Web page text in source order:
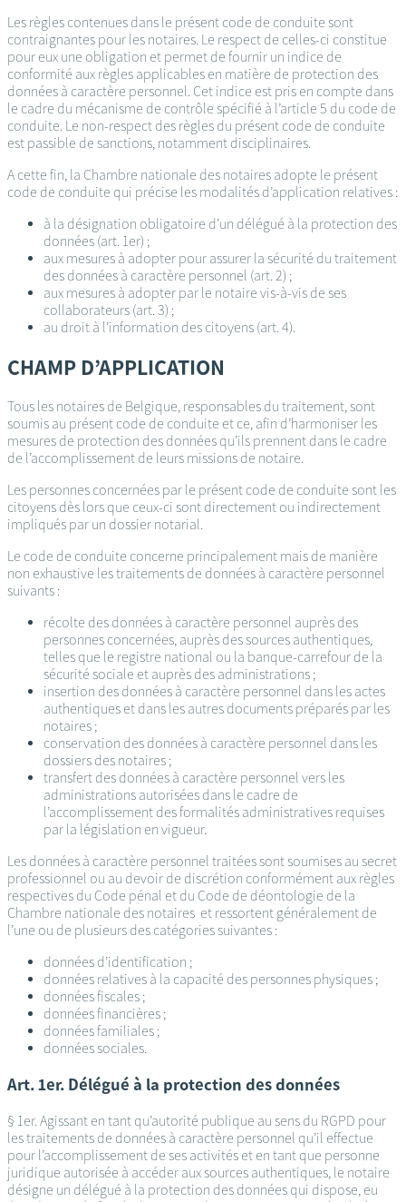
Les règles contenues dans le présent code de conduite sont
contraignantes pour les notaires. Le respect de celles-ci constitue
pour eux une obligation et permet de fournir un indice de
conformité aux règles applicables en matière de protection des
données à caractère personnel. Cet indice est pris en compte dans
le cadre du mécanisme de contrôle spécifié à l’article 5 du code de
conduite. Le non-respect des règles du présent code de conduite
est passible de sanctions, notamment disciplinaires.
A cette fin, la Chambre nationale des notaires adopte le présent
code de conduite qui précise les modalités d’application relatives :
à la désignation obligatoire d’un délégué à la protection des
données (art. 1er) ;
aux mesures à adopter pour assurer la sécurité du traitement
des données à caractère personnel (art. 2) ;
aux mesures à adopter par le notaire vis-à-vis de ses
collaborateurs (art. 3) ;
au droit à l’information des citoyens (art. 4).
CHAMP D’APPLICATION
Tous les notaires de Belgique, responsables du traitement, sont
soumis au présent code de conduite et ce, afin d’harmoniser les
mesures de protection des données qu’ils prennent dans le cadre
de l’accomplissement de leurs missions de notaire.
Les personnes concernées par le présent code de conduite sont les
citoyens dès lors que ceux-ci sont directement ou indirectement
impliqués par un dossier notarial.
Le code de conduite concerne principalement mais de manière
non exhaustive les traitements de données à caractère personnel
suivants :
récolte des données à caractère personnel auprès des
personnes concernées, auprès des sources authentiques,
telles que le registre national ou la banque-carrefour de la
sécurité sociale et auprès des administrations ;
insertion des données à caractère personnel dans les actes
authentiques et dans les autres documents préparés par les
notaires ;
conservation des données à caractère personnel dans les
dossiers des notaires ;
transfert des données à caractère personnel vers les
administrations autorisées dans le cadre de
l’accomplissement des formalités administratives requises
par la législation en vigueur.
Les données à caractère personnel traitées sont soumises au secret
professionnel ou au devoir de discrétion conformément aux règles
respectives du Code pénal et du Code de déontologie de la
Chambre nationale des notaires et ressortent généralement de
l’une ou de plusieurs des catégories suivantes :
données d’identification ;
données relatives à la capacité des personnes physiques ;
données fiscales ;
données financières ;
données familiales ;
données sociales.
Art. 1er. Délégué à la protection des données
§ 1er. Agissant en tant qu’autorité publique au sens du RGPD pour
les traitements de données à caractère personnel qu’il effectue
pour l’accomplissement de ses activités et en tant que personne
juridique autorisée à accéder aux sources authentiques, le notaire
désigne un délégué à la protection des données qui dispose, eu